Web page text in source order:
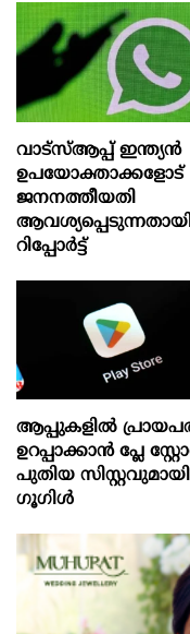
വാട്‌സ്ആപ്പ് ഇന്ത്യൻ
ഉപയോക്താക്കളോട്
ജനനത്തീയതി
റിപ്പോർട്ട്
ആപ്പുകളിൽ
ഉറപ്പാക്കാൻ പ്ലേ
പുതിയ സിസ്റ്റവുമായി
ഗൂഗിൾ